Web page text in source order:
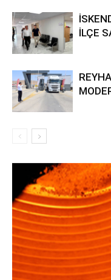
İLÇE